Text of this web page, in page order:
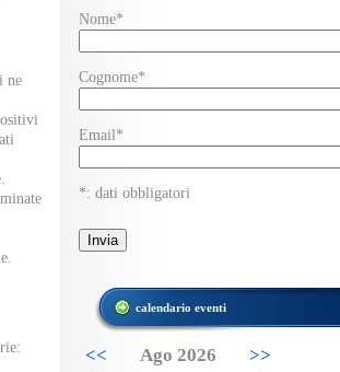
ne
Nome*
Cognome*
Email*
*: dati obbligatori
calendario eventi
<< Ago 2026 >>